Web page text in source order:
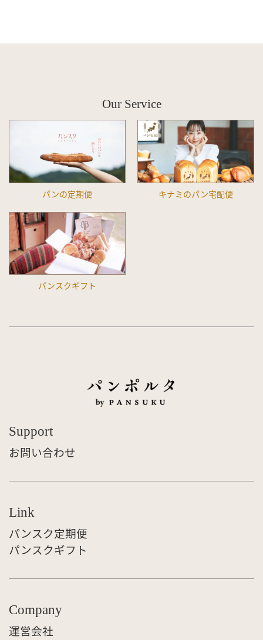
Our Service
パンの定期便 キナミのパン宅配便
パンスクギフト
Support
お問い合わせ
Link
パンスク定期便
パンスクギフト
Company
運営会社